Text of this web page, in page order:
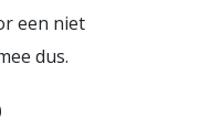
een niet
dus.